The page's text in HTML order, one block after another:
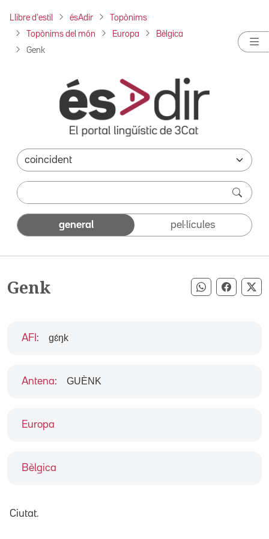
Llibre d'estil ésAdir Topònims
Topònims del món Europa Bèlgica
Genk
general pel·lícules
Genk Compartir
Europa
Bèlgica
AFI : gɛ́ŋk
Antena: GUÈNK
Ciutat.